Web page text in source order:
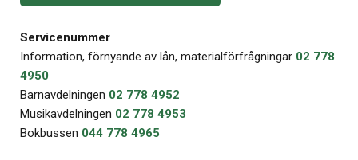
Servicenummer
Information, förnyande av lån, materialförfrågningar 02 778
4950
Barnavdelningen 02 778 4952
Musikavdelningen 02 778 4953
Bokbussen 044 778 4965